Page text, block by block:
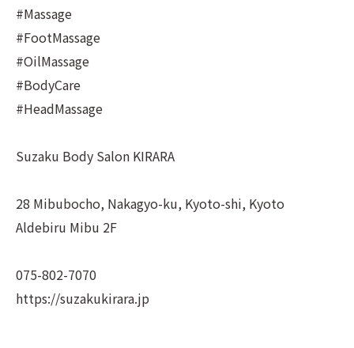
#Massage
#FootMassage
#OilMassage
#BodyCare
#HeadMassage
Suzaku Body Salon KIRARA
28 Mibubocho, Nakagyo-ku, Kyoto-shi, Kyoto
Aldebiru Mibu 2F
075-802-7070
https://suzakukirara.jp